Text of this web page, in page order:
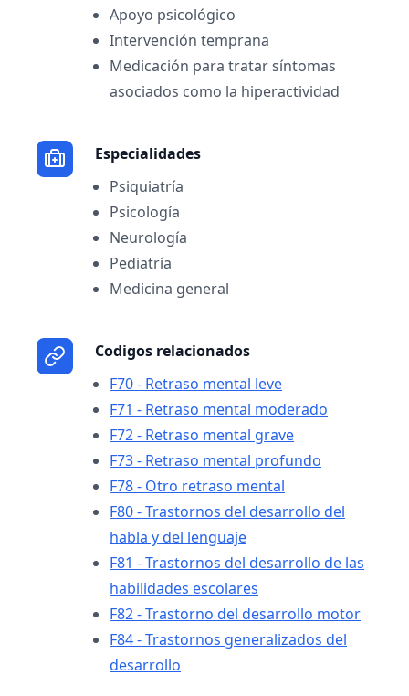
Apoyo psicológico
Intervención temprana
Medicación para tratar síntomas
asociados como la hiperactividad
Especialidades
Psiquiatría
Psicología
Neurología
Pediatría
Medicina general
Codigos relacionados
F70 - Retraso mental leve
F71 - Retraso mental moderado
F72 - Retraso mental grave
F73 - Retraso mental profundo
F78 - Otro retraso mental
F80 - Trastornos del desarrollo del
habla y del lenguaje
F81 - Trastornos del desarrollo de las
habilidades escolares
F82 - Trastorno del desarrollo motor
F84 - Trastornos generalizados del
desarrollo